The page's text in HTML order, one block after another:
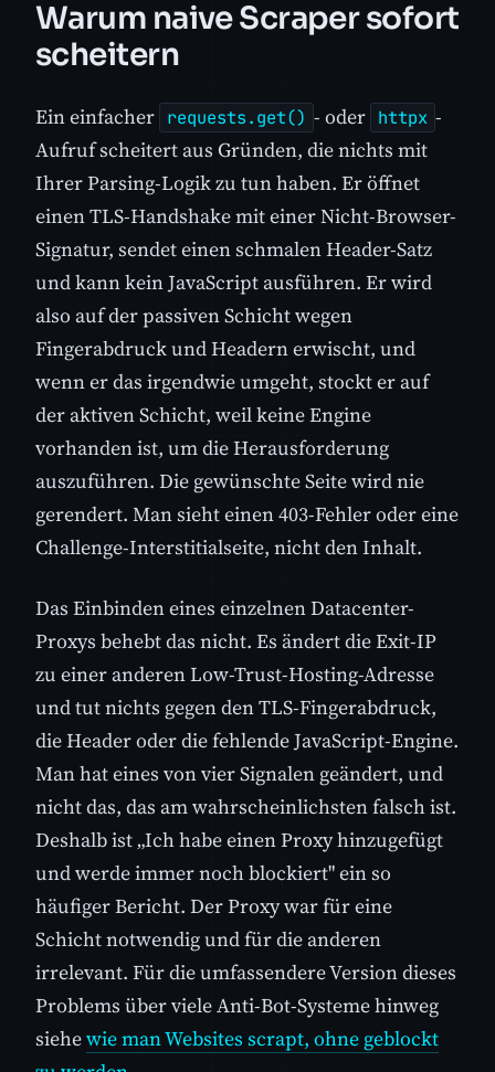
Warum naive Scraper sofort
scheitern
Ein einfacher requests.get() - oder httpx -
Aufruf scheitert aus Gründen, die nichts mit
Ihrer Parsing-Logik zu tun haben. Er öffnet
einen TLS-Handshake mit einer Nicht-Browser-
Signatur, sendet einen schmalen Header-Satz
und kann kein JavaScript ausführen. Er wird
also auf der passiven Schicht wegen
Fingerabdruck und Headern erwischt, und
wenn er das irgendwie umgeht, stockt er auf
der aktiven Schicht, weil keine Engine
vorhanden ist, um die Herausforderung
auszuführen. Die gewünschte Seite wird nie
gerendert. Man sieht einen 403-Fehler oder eine
Challenge-Interstitialseite, nicht den Inhalt.
Das Einbinden eines einzelnen Datacenter-
Proxys behebt das nicht. Es ändert die Exit-IP
zu einer anderen Low-Trust-Hosting-Adresse
und tut nichts gegen den TLS-Fingerabdruck,
die Header oder die fehlende JavaScript-Engine.
Man hat eines von vier Signalen geändert, und
nicht das, das am wahrscheinlichsten falsch ist.
Deshalb ist „Ich habe einen Proxy hinzugefügt
und werde immer noch blockiert" ein so
häufiger Bericht. Der Proxy war für eine
Schicht notwendig und für die anderen
irrelevant. Für die umfassendere Version dieses
Problems über viele Anti-Bot-Systeme hinweg
siehewie man Websites scrapt, ohne geblockt